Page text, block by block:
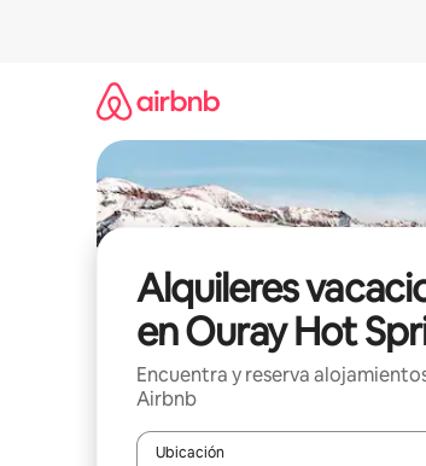
Alquileres
en Ouray Hot
Encuentra y reserva
Airbnb
Ubicación